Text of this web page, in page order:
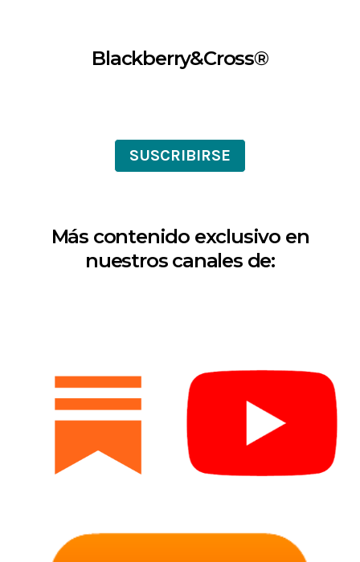
Blackberry&Cross®
SUSCRIBIRSE
Más contenido exclusivo en
nuestros canales de: